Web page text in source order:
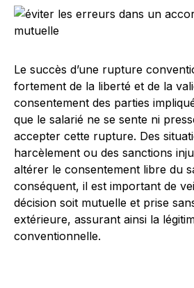
Le succès d’une rupture
fortement de la liberté et de la
consentement des parties
que le salarié ne se sente ni
accepter cette rupture. Des
harcèlement ou des sanctions
altérer le consentement libre du
conséquent, il est important de
décision soit mutuelle et prise
extérieure, assurant ainsi la
conventionnelle.